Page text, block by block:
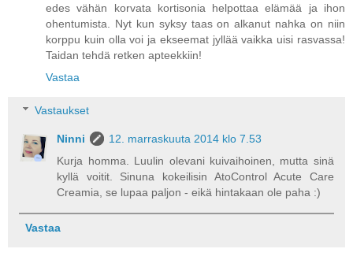
edes vähän korvata kortisonia helpottaa elämää ja ihon
ohentumista. Nyt kun syksy taas on alkanut nahka on niin
korppu kuin olla voi ja ekseemat jyllää vaikka uisi rasvassa!
Taidan tehdä retken apteekkiin!
Vastaa
Vastaukset
Ninni
12. marraskuuta 2014 klo 7.53
Kurja homma. Luulin olevani kuivaihoinen, mutta sinä
kyllä voitit. Sinuna kokeilisin AtoControl Acute Care
Creamia, se lupaa paljon - eikä hintakaan ole paha :)
Vastaa